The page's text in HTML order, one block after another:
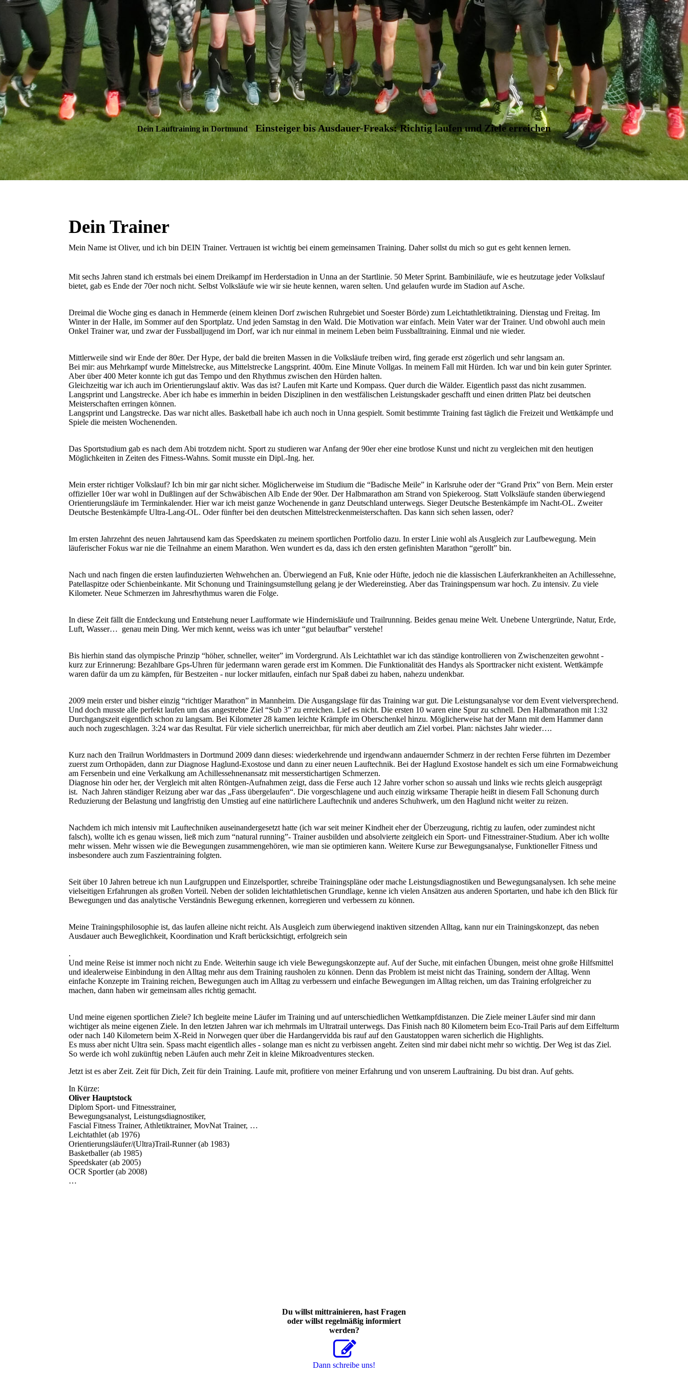
Dein Lauftraining in Dortmund Einsteiger bis Ausdauer-Freaks: Richtig laufen und Ziele erreichen
Dein Trainer
Mein Name ist Oliver, und ich bin DEIN Trainer. Vertrauen ist wichtig bei einem gemeinsamen Training. Daher sollst du mich so gut es geht kennen lernen.
Mit sechs Jahren stand ich erstmals bei einem Dreikampf im Herderstadion in Unna an der Startlinie. 50 Meter Sprint. Bambiniläufe, wie es heutzutage jeder Volkslauf
bietet, gab es Ende der 70er noch nicht. Selbst Volksläufe wie wir sie heute kennen, waren selten. Und gelaufen wurde im Stadion auf Asche.
Dreimal die Woche ging es danach in Hemmerde (einem kleinen Dorf zwischen Ruhrgebiet und Soester Börde) zum Leichtathletiktraining. Dienstag und Freitag. Im
Winter in der Halle, im Sommer auf den Sportplatz. Und jeden Samstag in den Wald. Die Motivation war einfach. Mein Vater war der Trainer. Und obwohl auch mein
Onkel Trainer war, und zwar der Fussballjugend im Dorf, war ich nur einmal in meinem Leben beim Fussballtraining. Einmal und nie wieder.
Mittlerweile sind wir Ende der 80er. Der Hype, der bald die breiten Massen in die Volksläufe treiben wird, fing gerade erst zögerlich und sehr langsam an.
Bei mir: aus Mehrkampf wurde Mittelstrecke, aus Mittelstrecke Langsprint. 400m. Eine Minute Vollgas. In meinem Fall mit Hürden. Ich war und bin kein guter Sprinter.
Aber über 400 Meter konnte ich gut das Tempo und den Rhythmus zwischen den Hürden halten.
Gleichzeitig war ich auch im Orientierungslauf aktiv. Was das ist? Laufen mit Karte und Kompass. Quer durch die Wälder. Eigentlich passt das nicht zusammen.
Langsprint und Langstrecke. Aber ich habe es immerhin in beiden Disziplinen in den westfälischen Leistungskader geschafft und einen dritten Platz bei deutschen
Meisterschaften erringen können.
Langsprint und Langstrecke. Das war nicht alles. Basketball habe ich auch noch in Unna gespielt. Somit bestimmte Training fast täglich die Freizeit und Wettkämpfe und
Spiele die meisten Wochenenden.
Das Sportstudium gab es nach dem Abi trotzdem nicht. Sport zu studieren war Anfang der 90er eher eine brotlose Kunst und nicht zu vergleichen mit den heutigen
Möglichkeiten in Zeiten des Fitness-Wahns. Somit musste ein Dipl.-Ing. her.
Mein erster richtiger Volkslauf? Ich bin mir gar nicht sicher. Möglicherweise im Studium die “Badische Meile” in Karlsruhe oder der “Grand Prix” von Bern. Mein erster
offizieller 10er war wohl in Dußlingen auf der Schwäbischen Alb Ende der 90er. Der Halbmarathon am Strand von Spiekeroog. Statt Volksläufe standen überwiegend
Orientierungsläufe im Terminkalender. Hier war ich meist ganze Wochenende in ganz Deutschland unterwegs. Sieger Deutsche Bestenkämpfe im Nacht-OL. Zweiter
Deutsche Bestenkämpfe Ultra-Lang-OL. Oder fünfter bei den deutschen Mittelstreckenmeisterschaften. Das kann sich sehen lassen, oder?
Im ersten Jahrzehnt des neuen Jahrtausend kam das Speedskaten zu meinem sportlichen Portfolio dazu. In erster Linie wohl als Ausgleich zur Laufbewegung. Mein
läuferischer Fokus war nie die Teilnahme an einem Marathon. Wen wundert es da, dass ich den ersten gefinishten Marathon “gerollt” bin.
Nach und nach fingen die ersten laufinduzierten Wehwehchen an. Überwiegend an Fuß, Knie oder Hüfte, jedoch nie die klassischen Läuferkrankheiten an Achillessehne,
Patellaspitze oder Schienbeinkante. Mit Schonung und Trainingsumstellung gelang je der Wiedereinstieg. Aber das Trainingspensum war hoch. Zu intensiv. Zu viele
Kilometer. Neue Schmerzen im Jahresrhythmus waren die Folge.
In diese Zeit fällt die Entdeckung und Entstehung neuer Laufformate wie Hindernisläufe und Trailrunning. Beides genau meine Welt. Unebene Untergründe, Natur, Erde,
Luft, Wasser… genau mein Ding. Wer mich kennt, weiss was ich unter “gut belaufbar” verstehe!
Bis hierhin stand das olympische Prinzip “höher, schneller, weiter” im Vordergrund. Als Leichtathlet war ich das ständige kontrollieren von Zwischenzeiten gewohnt -
kurz zur Erinnerung: Bezahlbare Gps-Uhren für jedermann waren gerade erst im Kommen. Die Funktionalität des Handys als Sporttracker nicht existent. Wettkämpfe
waren dafür da um zu kämpfen, für Bestzeiten - nur locker mitlaufen, einfach nur Spaß dabei zu haben, nahezu undenkbar.
2009 mein erster und bisher einzig “richtiger Marathon” in Mannheim. Die Ausgangslage für das Training war gut. Die Leistungsanalyse vor dem Event vielversprechend.
Und doch musste alle perfekt laufen um das angestrebte Ziel “Sub 3” zu erreichen. Lief es nicht. Die ersten 10 waren eine Spur zu schnell. Den Halbmarathon mit 1:32
Durchgangszeit eigentlich schon zu langsam. Bei Kilometer 28 kamen leichte Krämpfe im Oberschenkel hinzu. Möglicherweise hat der Mann mit dem Hammer dann
auch noch zugeschlagen. 3:24 war das Resultat. Für viele sicherlich unerreichbar, für mich aber deutlich am Ziel vorbei. Plan: nächstes Jahr wieder….
Kurz nach den Trailrun Worldmasters in Dortmund 2009 dann dieses: wiederkehrende und irgendwann andauernder Schmerz in der rechten Ferse führten im Dezember
zuerst zum Orthopäden, dann zur Diagnose Haglund-Exostose und dann zu einer neuen Lauftechnik. Bei der Haglund Exostose handelt es sich um eine Formabweichung
am Fersenbein und eine Verkalkung am Achillessehnenansatz mit messerstichartigen Schmerzen.
Diagnose hin oder her, der Vergleich mit alten Röntgen-Aufnahmen zeigt, dass die Ferse auch 12 Jahre vorher schon so aussah und links wie rechts gleich ausgeprägt
ist. Nach Jahren ständiger Reizung aber war das „Fass übergelaufen“. Die vorgeschlagene und auch einzig wirksame Therapie heißt in diesem Fall Schonung durch
Reduzierung der Belastung und langfristig den Umstieg auf eine natürlichere Lauftechnik und anderes Schuhwerk, um den Haglund nicht weiter zu reizen.
Nachdem ich mich intensiv mit Lauftechniken auseinandergesetzt hatte (ich war seit meiner Kindheit eher der Überzeugung, richtig zu laufen, oder zumindest nicht
falsch), wollte ich es genau wissen, ließ mich zum “natural running”- Trainer ausbilden und absolvierte zeitgleich ein Sport- und Fitnesstrainer-Studium. Aber ich wollte
mehr wissen. Mehr wissen wie die Bewegungen zusammengehören, wie man sie optimieren kann. Weitere Kurse zur Bewegungsanalyse, Funktioneller Fitness und
insbesondere auch zum Faszientraining folgten.
Seit über 10 Jahren betreue ich nun Laufgruppen und Einzelsportler, schreibe Trainingspläne oder mache Leistungsdiagnostiken und Bewegungsanalysen. Ich sehe meine
vielseitigen Erfahrungen als großen Vorteil. Neben der soliden leichtathletischen Grundlage, kenne ich vielen Ansätzen aus anderen Sportarten, und habe ich den Blick für
Bewegungen und das analytische Verständnis Bewegung erkennen, korregieren und verbessern zu können.
Meine Trainingsphilosophie ist, das laufen alleine nicht reicht. Als Ausgleich zum überwiegend inaktiven sitzenden Alltag, kann nur ein Trainingskonzept, das neben
Ausdauer auch Beweglichkeit, Koordination und Kraft berücksichtigt, erfolgreich sein
.
Und meine Reise ist immer noch nicht zu Ende. Weiterhin sauge ich viele Bewegungskonzepte auf. Auf der Suche, mit einfachen Übungen, meist ohne große Hilfsmittel
und idealerweise Einbindung in den Alltag mehr aus dem Training rausholen zu können. Denn das Problem ist meist nicht das Training, sondern der Alltag. Wenn
einfache Konzepte im Training reichen, Bewegungen auch im Alltag zu verbessern und einfache Bewegungen im Alltag reichen, um das Training erfolgreicher zu
machen, dann haben wir gemeinsam alles richtig gemacht.
Und meine eigenen sportlichen Ziele? Ich begleite meine Läufer im Training und auf unterschiedlichen Wettkampfdistanzen. Die Ziele meiner Läufer sind mir dann
wichtiger als meine eigenen Ziele. In den letzten Jahren war ich mehrmals im Ultratrail unterwegs. Das Finish nach 80 Kilometern beim Eco-Trail Paris auf dem Eiffelturm
oder nach 140 Kilometern beim X-Reid in Norwegen quer über die Hardangervidda bis rauf auf den Gaustatoppen waren sicherlich die Highlights.
Es muss aber nicht Ultra sein. Spass macht eigentlich alles - solange man es nicht zu verbissen angeht. Zeiten sind mir dabei nicht mehr so wichtig. Der Weg ist das Ziel.
So werde ich wohl zukünftig neben Läufen auch mehr Zeit in kleine Mikroadventures stecken.
Jetzt ist es aber Zeit. Zeit für Dich, Zeit für dein Training. Laufe mit, profitiere von meiner Erfahrung und von unserem Lauftraining. Du bist dran. Auf gehts.
In Kürze:
Oliver Hauptstock
Diplom Sport- und Fitnesstrainer,
Bewegungsanalyst, Leistungsdiagnostiker,
Fascial Fitness Trainer, Athletiktrainer, MovNat Trainer, …
Leichtathlet (ab 1976)
Orientierungsläufer/(Ultra)Trail-Runner (ab 1983)
Basketballer (ab 1985)
Speedskater (ab 2005)
OCR Sportler (ab 2008)
…
Du willst mittrainieren, hast Fragen
oder willst regelmäßig informiert
werden?
Dann schreibe uns!